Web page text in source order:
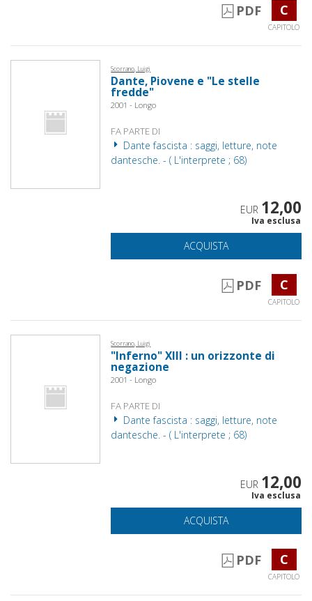
PDF C
CAPITOLO
Scorrano, Luigi
Dante, Piovene e "Le stelle
fredde"
2001 - Longo
FA PARTE DI
Dante fascista : saggi, letture, note
dantesche. - ( L'interprete ; 68)
EUR 12,00
Iva esclusa
ACQUISTA
PDF C
CAPITOLO
Scorrano, Luigi
"Inferno" XIII : un orizzonte di
negazione
2001 - Longo
FA PARTE DI
Dante fascista : saggi, letture, note
dantesche. - ( L'interprete ; 68)
EUR 12,00
Iva esclusa
ACQUISTA
PDF C
CAPITOLO